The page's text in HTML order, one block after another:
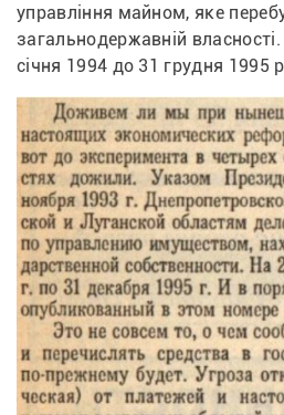
управління майном, яке
загальнодержавній
січня 1994 до 31 грудня 1995